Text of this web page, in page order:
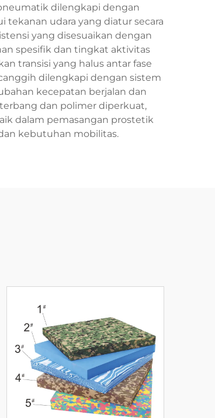
dilengkapi dengan
tekanan udara yang diatur secara
yang disesuaikan dengan
spesifik dan tingkat aktivitas
transisi yang halus antar fase
dilengkapi dengan sistem
kecepatan berjalan dan
dan polimer diperkuat,
dalam pemasangan prostetik
kebutuhan mobilitas.